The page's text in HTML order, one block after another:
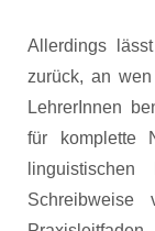
Allerdings
zurück, an
LehrerInnen
für komplette
Schreibweise